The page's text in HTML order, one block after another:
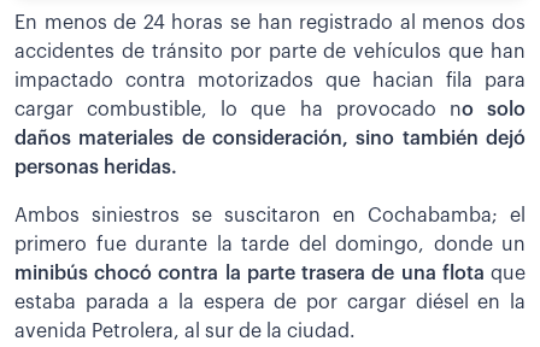
En menos de 24 horas se han registrado al menos dos
accidentes de tránsito por parte de vehículos que han
impactado contra motorizados que hacian fila para
cargar combustible, lo que ha provocado no solo
daños materiales de consideración, sino también dejó
personas heridas.
Ambos siniestros se suscitaron en Cochabamba; el
primero fue durante la tarde del domingo, donde un
minibús chocó contra la parte trasera de una flota que
estaba parada a la espera de por cargar diésel en la
avenida Petrolera, al sur de la ciudad.